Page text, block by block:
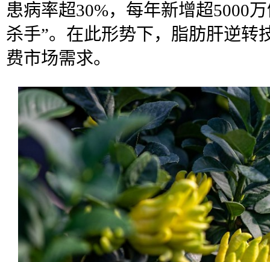
患病率超30%，每年新增超5000
杀手”。在此形势下，脂肪肝逆转
费市场需求。